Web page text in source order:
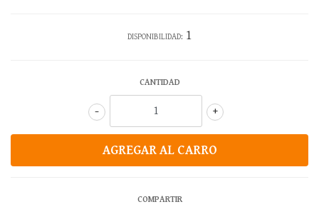
DISPONIBILIDAD: 1
CANTIDAD
+
-
COMPARTIR